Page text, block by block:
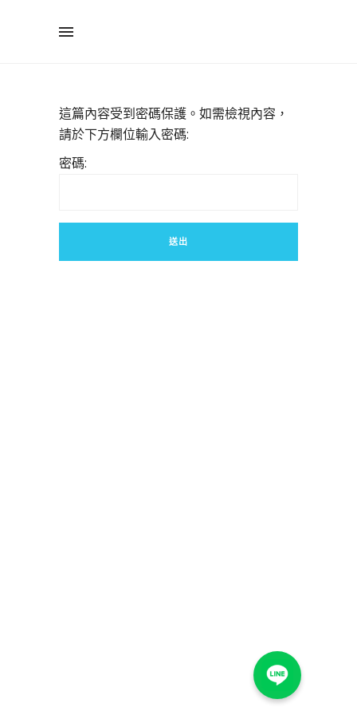
這篇內容受到密碼保護。如需檢視內容，
請於下方欄位輸入密碼:
密碼: